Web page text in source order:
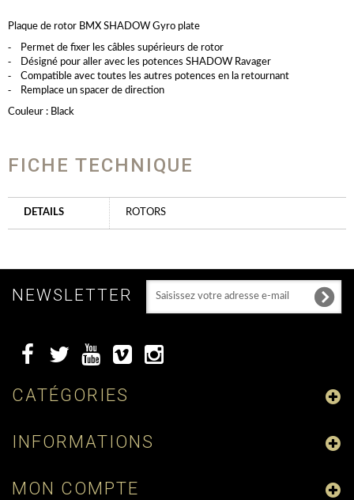
Plaque de rotor BMX SHADOW Gyro plate
⁃ Permet de fixer les câbles supérieurs de rotor
⁃ Désigné pour aller avec les potences SHADOW Ravager
⁃ Compatible avec toutes les autres potences en la retournant
⁃ Remplace un spacer de direction
Couleur : Black
FICHE TECHNIQUE
DETAILS ROTORS
NEWSLETTER
CATÉGORIES
INFORMATIONS
MON COMPTE